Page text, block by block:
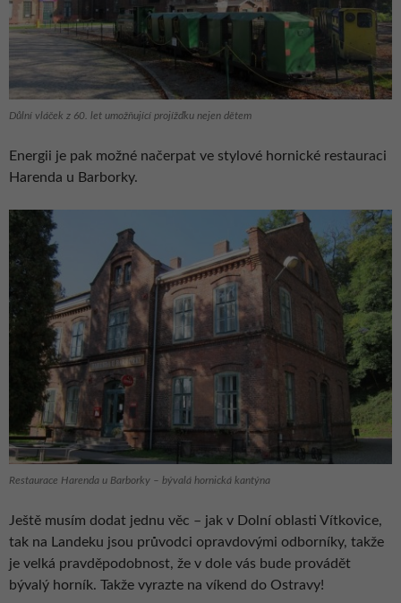
Důlní vláček z 60. let umožňující projížďku nejen dětem
Energii je pak možné načerpat ve stylové hornické restauraci
Harenda u Barborky.
Restaurace Harenda u Barborky – bývalá hornická kantýna
Ještě musím dodat jednu věc – jak v Dolní oblasti Vítkovice,
tak na Landeku jsou průvodci opravdovými odborníky, takže
je velká pravděpodobnost, že v dole vás bude provádět
bývalý horník. Takže vyrazte na víkend do Ostravy!